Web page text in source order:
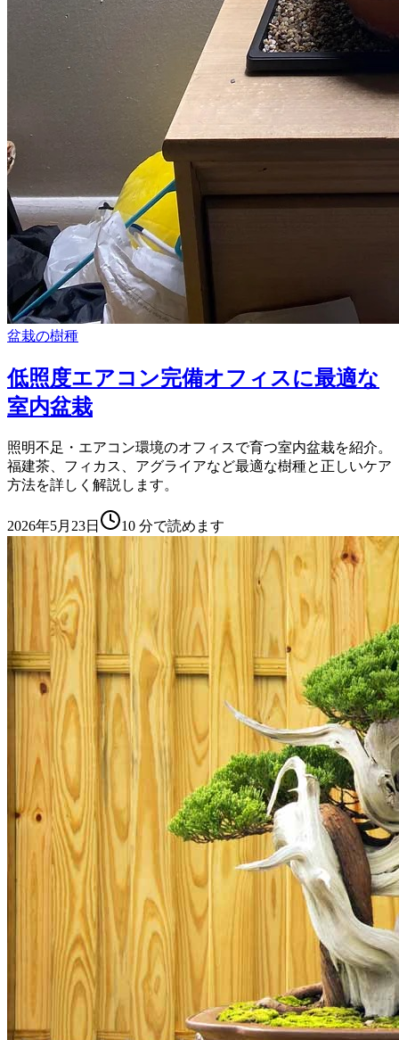
盆栽の樹種
低照度エアコン完備オフィスに最適な
室内盆栽
照明不足・エアコン環境のオフィスで育つ室内盆栽を紹介。
福建茶、フィカス、アグライアなど最適な樹種と正しいケア
方法を詳しく解説します。
2026年5月23日 10 分で読めます